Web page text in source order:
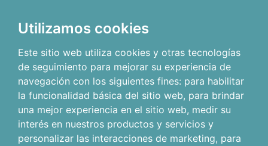
Utilizamos cookies
Este sitio web utiliza cookies y otras tecnologías
de seguimiento para mejorar su experiencia de
navegación con los siguientes fines: para habilitar
la funcionalidad básica del sitio web, para brindar
una mejor experiencia en el sitio web, medir su
interés en nuestros productos y servicios y
personalizar las interacciones de marketing, para